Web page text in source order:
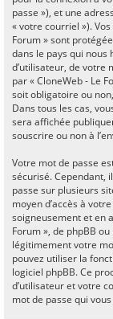
passe »), et une
« votre courriel »).
Forum » sont
dans le pays qui
d’utilisateur, de votre
par « CloneWeb - Le
soit obligatoire ou
Dans tous les cas,
sera affichée
souscrire ou non à
Votre mot de passe
sécurisé. Cependant,
passe sur plusieurs
moyen d’accès à
soigneusement et en
Forum », de phpBB
légitimement votre
pouvez utiliser la
logiciel phpBB. Ce
d’utilisateur et votre
mot de passe qui